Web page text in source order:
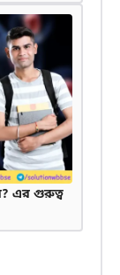
এর গুরুত্ব